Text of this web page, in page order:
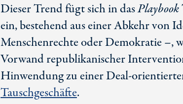
Dieser Trend fügt sich in dasPlaybook
ein, bestehend aus einer Abkehr von
Menschenrechte oder Demokratie –,
Vorwand republikanischer
Hinwendung zu einer Deal-
Tauschgeschäfte.